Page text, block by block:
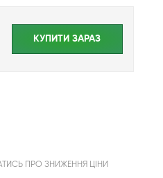
КУПИТИ ЗАРАЗ
ПРО ЗНИЖЕННЯ ЦІНИ